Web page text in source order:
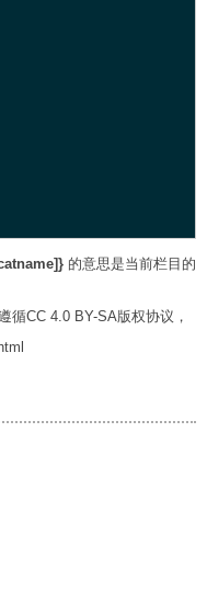
的意思是当前栏目的
循CC 4.0 BY-SA版权协议，